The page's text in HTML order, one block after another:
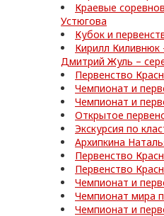
Краевые
Устюгова
Кубок и
Кирилл
Дмитрий Жуль –
Первенство
Чемпионат и
Чемпионат и
Открытое
Экскурсия по
Архипкина
Первенство
Первенство
Чемпионат и
Чемпионат мира
Чемпионат и